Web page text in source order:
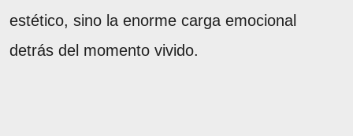
estético, sino la enorme carga emocional
detrás del momento vivido.